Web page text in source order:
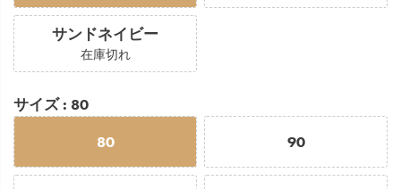
サンドネイビー
在庫切れ
サイズ 80
80 90